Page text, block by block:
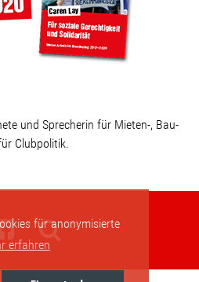
für anonymisierte
erfahren
und Sprecherin für Mieten-, Bau-
Clubpolitik.